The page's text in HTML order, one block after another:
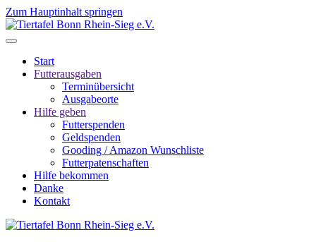
Zum Hauptinhalt springen
Start
Futterausgaben
Terminübersicht
Ausgabeorte
Hilfe geben
Futterspenden
Geldspenden
Gooding / Amazon Wunschliste
Futterpatenschaften
Hilfe bekommen
Danke
Kontakt